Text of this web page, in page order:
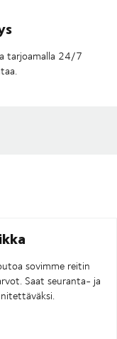
tarjoamalla 24/7
sovimme reitin
Saat seuranta- ja